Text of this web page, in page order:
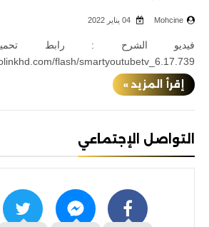
Mohcine
فيديو الشرح : رابط
flash/smartyoutubetv_6.17.739.…
إقرأ المزيد »
التواصل الإجتماعي